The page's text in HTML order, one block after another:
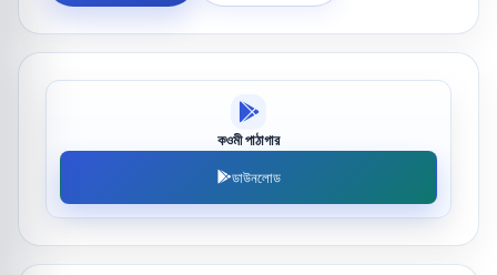
কওমী পাঠাগার
ডাউনলোড